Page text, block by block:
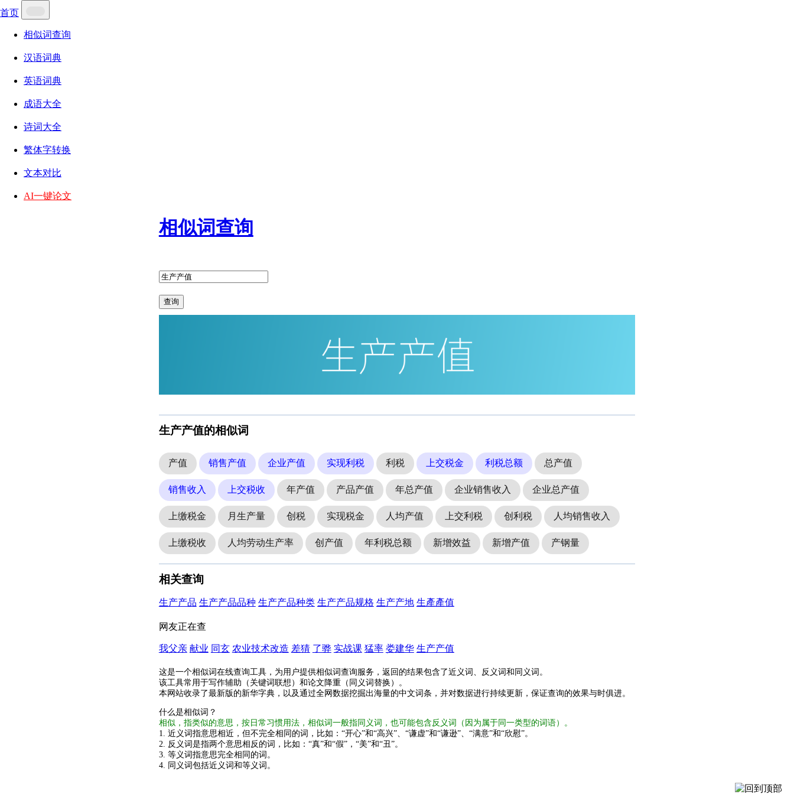
首页
相似词查询
汉语词典
英语词典
成语大全
诗词大全
繁体字转换
文本对比
AI一键论文
相似词查询
查询
生产产值的相似词
产值 销售产值 企业产值 实现利税 利税 上交税金 利税总额 总产值
销售收入 上交税收 年产值 产品产值 年总产值 企业销售收入 企业总产值
上缴税金 月生产量 创税 实现税金 人均产值 上交利税 创利税 人均销售收入
上缴税收 人均劳动生产率 创产值 年利税总额 新增效益 新增产值 产钢量
相关查询
生产产品 生产产品品种 生产产品种类 生产产品规格 生产产地 生產產值
网友正在查
我父亲 献业 同玄 农业技术改造 差猜 了骅 实战课 猛率 娄建华 生产产值
这是一个相似词在线查询工具，为用户提供相似词查询服务，返回的结果包含了近义词、反义词和同义词。
该工具常用于写作辅助（关键词联想）和论文降重（同义词替换）。
本网站收录了最新版的新华字典，以及通过全网数据挖掘出海量的中文词条，并对数据进行持续更新，保证查询的效果与时俱进。
什么是相似词？
相似，指类似的意思，按日常习惯用法，相似词一般指同义词，也可能包含反义词（因为属于同一类型的词语）。
1. 近义词指意思相近，但不完全相同的词，比如：“开心”和“高兴”、“谦虚”和“谦逊”、“满意”和“欣慰”。
2. 反义词是指两个意思相反的词，比如：“真”和“假”，“美”和“丑”。
3. 等义词指意思完全相同的词。
4. 同义词包括近义词和等义词。